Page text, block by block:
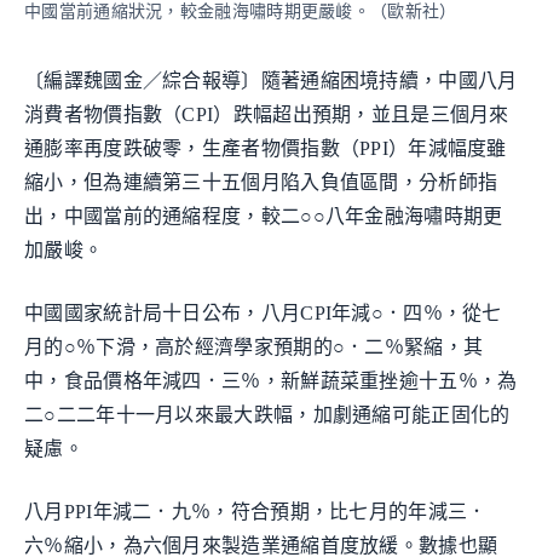
中國當前通縮狀況，較金融海嘯時期更嚴峻。（歐新社）
〔編譯魏國金／綜合報導〕隨著通縮困境持續，中國八月
消費者物價指數（CPI）跌幅超出預期，並且是三個月來
通膨率再度跌破零，生產者物價指數（PPI）年減幅度雖
縮小，但為連續第三十五個月陷入負值區間，分析師指
出，中國當前的通縮程度，較二○○八年金融海嘯時期更
加嚴峻。
中國國家統計局十日公布，八月CPI年減○．四％，從七
月的○％下滑，高於經濟學家預期的○．二％緊縮，其
中，食品價格年減四．三％，新鮮蔬菜重挫逾十五％，為
二○二二年十一月以來最大跌幅，加劇通縮可能正固化的
疑慮。
八月PPI年減二．九％，符合預期，比七月的年減三．
六％縮小，為六個月來製造業通縮首度放緩。數據也顯